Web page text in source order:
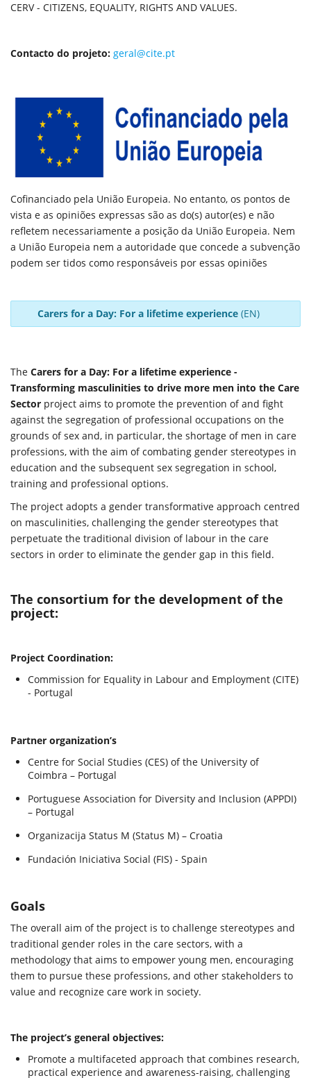
CERV - CITIZENS, EQUALITY, RIGHTS AND VALUES.
Contacto do projeto: geral@cite.pt
Cofinanciado pela União Europeia. No entanto, os pontos de
vista e as opiniões expressas são as do(s) autor(es) e não
refletem necessariamente a posição da União Europeia. Nem
a União Europeia nem a autoridade que concede a subvenção
podem ser tidos como responsáveis por essas opiniões
Carers for a Day: For a lifetime experience(EN)
The Carers for a Day: For a lifetime experience -
Transforming masculinities to drive more men into the Care
Sector project aims to promote the prevention of and fight
against the segregation of professional occupations on the
grounds of sex and, in particular, the shortage of men in care
professions, with the aim of combating gender stereotypes in
education and the subsequent sex segregation in school,
training and professional options.
The project adopts a gender transformative approach centred
on masculinities, challenging the gender stereotypes that
perpetuate the traditional division of labour in the care
sectors in order to eliminate the gender gap in this field.
The consortium for the development of the
project:
Project Coordination:
Commission for Equality in Labour and Employment (CITE)
- Portugal
Partner organization’s
Centre for Social Studies (CES) of the University of
Coimbra – Portugal
Portuguese Association for Diversity and Inclusion (APPDI)
– Portugal
Organizacija Status M (Status M) – Croatia
Fundación Iniciativa Social (FIS) - Spain
Goals
The overall aim of the project is to challenge stereotypes and
traditional gender roles in the care sectors, with a
methodology that aims to empower young men, encouraging
them to pursue these professions, and other stakeholders to
value and recognize care work in society.
The project’s general objectives:
Promote a multifaceted approach that combines research,
practical experience and awareness-raising, challenging